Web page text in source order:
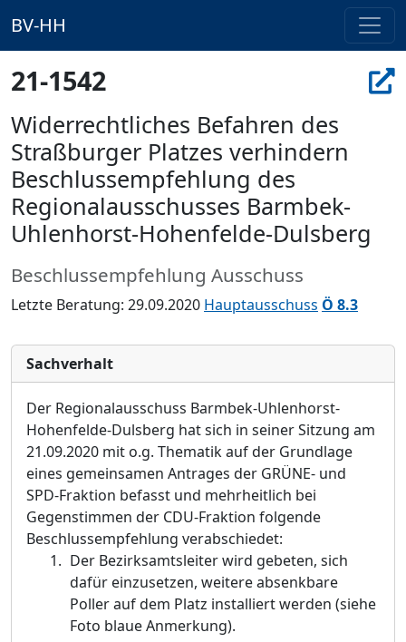
BV-HH
21-1542
Widerrechtliches Befahren des
Straßburger Platzes verhindern
Beschlussempfehlung des
Regionalausschusses Barmbek-
Uhlenhorst-Hohenfelde-Dulsberg
Beschlussempfehlung Ausschuss
Letzte Beratung: 29.09.2020 Hauptausschuss Ö 8.3
Sachverhalt
Der Regionalausschuss Barmbek-Uhlenhorst-
Hohenfelde-Dulsberg hat sich in seiner Sitzung am
21.09.2020 mit o.g. Thematik auf der Grundlage
eines gemeinsamen Antrages der GRÜNE- und
SPD-Fraktion befasst und mehrheitlich bei
Gegenstimmen der CDU-Fraktion folgende
Beschlussempfehlung verabschiedet:
Der Bezirksamtsleiter wird gebeten, sich
dafür einzusetzen, weitere absenkbare
Poller auf dem Platz installiert werden (siehe
Foto blaue Anmerkung).